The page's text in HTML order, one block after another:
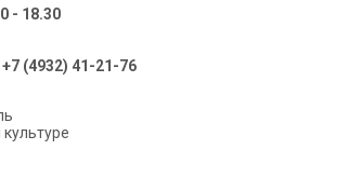
- 18.30
(4932) 41-21-76